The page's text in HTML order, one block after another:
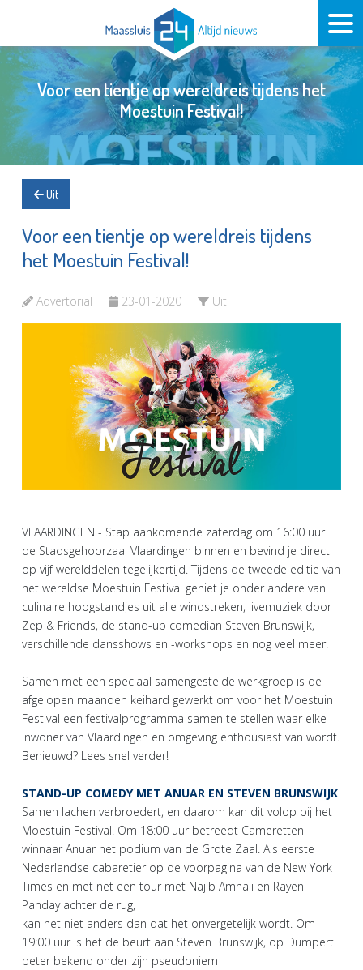
Voor een tientje op wereldreis tijdens het
Moestuin Festival!
Uit
Voor een tientje op wereldreis tijdens
het Moestuin Festival!
Advertorial 23-01-2020 Uit
VLAARDINGEN - Stap aankomende zaterdag om 16:00 uur
de Stadsgehoorzaal Vlaardingen binnen en bevind je direct
op vijf werelddelen tegelijkertijd. Tijdens de tweede editie van
het wereldse Moestuin Festival geniet je onder andere van
culinaire hoogstandjes uit alle windstreken, livemuziek door
Zep & Friends, de stand-up comedian Steven Brunswijk,
verschillende dansshows en -workshops en nog veel meer!
Samen met een speciaal samengestelde werkgroep is de
afgelopen maanden keihard gewerkt om voor het Moestuin
Festival een festivalprogramma samen te stellen waar elke
inwoner van Vlaardingen en omgeving enthousiast van wordt.
Benieuwd? Lees snel verder!
STAND-UP COMEDY MET ANUAR EN STEVEN BRUNSWIJK
Samen lachen verbroedert, en daarom kan dit volop bij het
Moestuin Festival. Om 18:00 uur betreedt Cameretten
winnaar Anuar het podium van de Grote Zaal. Als eerste
Nederlandse cabaretier op de voorpagina van de New York
Times en met net een tour met Najib Amhali en Rayen
Panday achter de rug,
kan het niet anders dan dat het onvergetelijk wordt. Om
19:00 uur is het de beurt aan Steven Brunswijk, op Dumpert
beter bekend onder zijn pseudoniem